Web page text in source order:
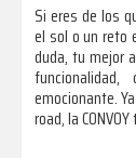
Si eres de los
el sol o un reto
duda, tu mejor
emocionante.
road, la